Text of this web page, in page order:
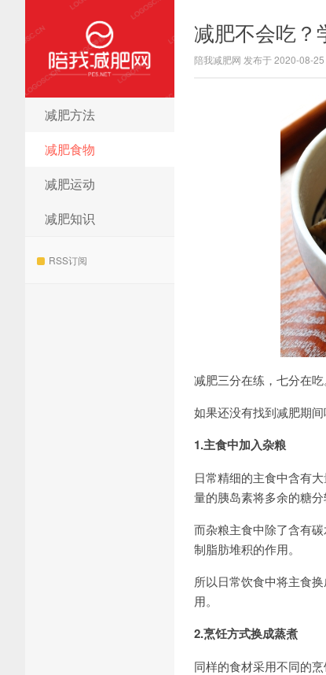
陪我减肥网
减肥方法
减肥食物
减肥运动
减肥知识
RSS订阅
减肥不会吃？
陪我减肥网 发布于 2020-08-25
减肥三分在练，七分在
如果还没有找到减肥期
1.主食中加入杂粮
日常精细的主食中含有
量的胰岛素将多余的糖
而杂粮主食中除了含有
制脂肪堆积的作用。
所以日常饮食中将主食
用。
2.烹饪方式换成蒸煮
同样的食材采用不同的